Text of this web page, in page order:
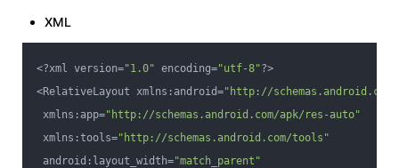
XML
<?xml version="1.0" encoding="utf-8"?>
<RelativeLayout xmlns:android="http://
xmlns:app="http://schemas.android.com/apk/res-auto"
xmlns:tools="http://schemas.android.com/tools"
android:layout_width="match_parent"